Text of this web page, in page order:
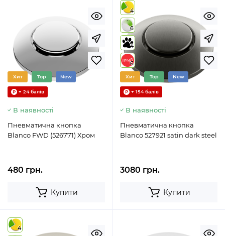
Хит Top New
+ 24 балів
В наявності
Пневматична кнопка
Blanco FWD (526771) Хром
480 грн.
Купити
4
6
4
6
Хит Top New
+ 154 балів
В наявності
Пневматична кнопка
Blanco 527921 satin dark steel
3080 грн.
Купити
4